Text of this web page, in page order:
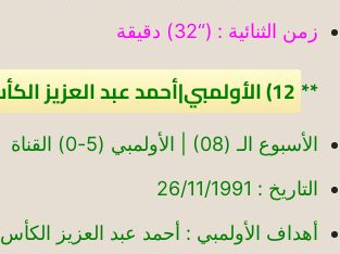
زمن الثنائية : (“32) دقيقة
**12) الأولمبي|أحمد عبد العزيز الكأس
الأسبوع الـ (08) | الأولمبي (5-0) القناة
التاريخ : 26/11/1991
أهداف الأولمبي : أحمد عبد العزيز الكأس